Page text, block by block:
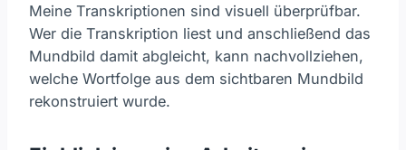
Meine Transkriptionen sind visuell überprüfbar.
Wer die Transkription liest und anschließend das
Mundbild damit abgleicht, kann nachvollziehen,
welche Wortfolge aus dem sichtbaren Mundbild
rekonstruiert wurde.